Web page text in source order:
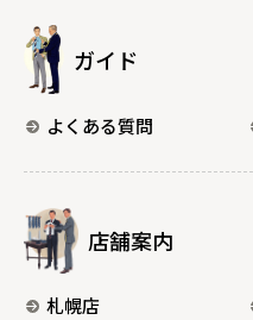
ガイド
よくある質問
店舗案内
札幌店